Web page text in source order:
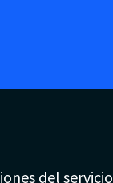
del servicio